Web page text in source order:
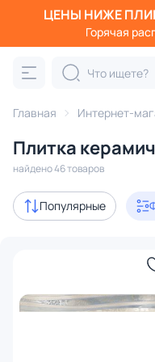
ЦЕНЫ НИЖЕ
Горячая
Главная Интернет-
Плитка
найдено 46 товаров
Популярные
Категория:
керамическая
В наличии 46
Элементы плитки